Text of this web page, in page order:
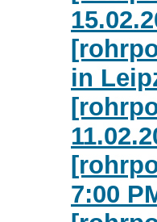
in
7:00